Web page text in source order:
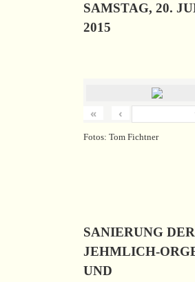
SAMSTAG, 20.
2015
« ‹
Fotos: Tom Fichtner
SANIERUNG DER
JEHMLICH-
UND